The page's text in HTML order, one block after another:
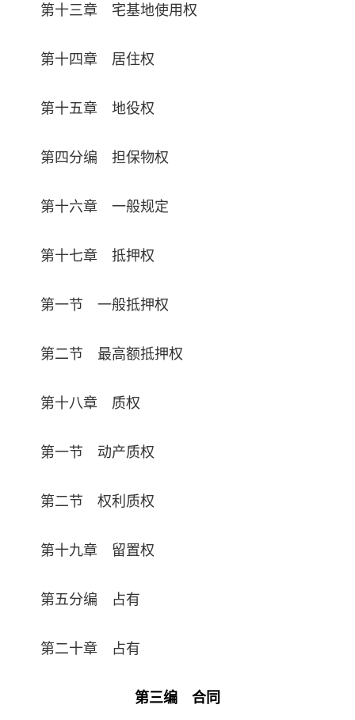
第十三章 宅基地使用权
第十四章 居住权
第十五章 地役权
第四分编 担保物权
第十六章 一般规定
第十七章 抵押权
第一节 一般抵押权
第二节 最高额抵押权
第十八章 质权
第一节 动产质权
第二节 权利质权
第十九章 留置权
第五分编 占有
第二十章 占有
第三编 合同